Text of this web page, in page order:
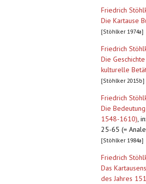
Friedrich
Die Kartause
[Stöhlker 1974a]
Friedrich
Die
kulturelle
[Stöhlker 2015b]
Friedrich
Die
1548-1610),
25-65 (=
[Stöhlker 1984a]
Friedrich
Das
des Jahres